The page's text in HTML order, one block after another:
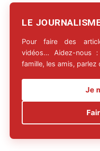
LE
Pour faire des
vidéos… Aidez-nous :
famille, les amis, parlez
Je